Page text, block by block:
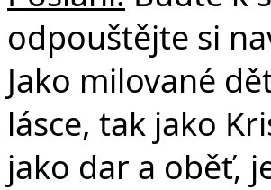
odpouštějte si
Jako milované
lásce, tak jako
jako dar a oběť,